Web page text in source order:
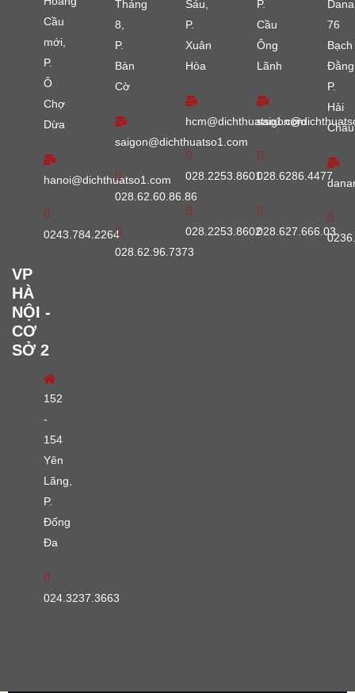
Cầu
mới,
P.
Ô
Chợ
Dừa
hanoi@dichthuatso1.com
0243.784.2264
VP
HÀ
NỘI -
CƠ
SỞ 2
152
-
154
Yên
Lãng,
P.
Đống
Đa
024.3237.3663
Tháng
8,
P.
Bàn
Cờ
saigon@dichthuatso1.com
028.62.60.86.86
028.62.96.7373
Sáu,
P.
Xuân
Hòa
hcm@dichthuatso1.com
028.2253.8601
028.2253.8602
P.
Cầu
Ông
Lãnh
028.6286.4477
028.627.666.03
76
Bạch
P.
Hải
Châu